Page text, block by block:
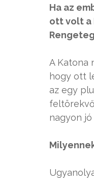
Ha az
ott volt a
A Katona
hogy ott
az egy
nagyon jó